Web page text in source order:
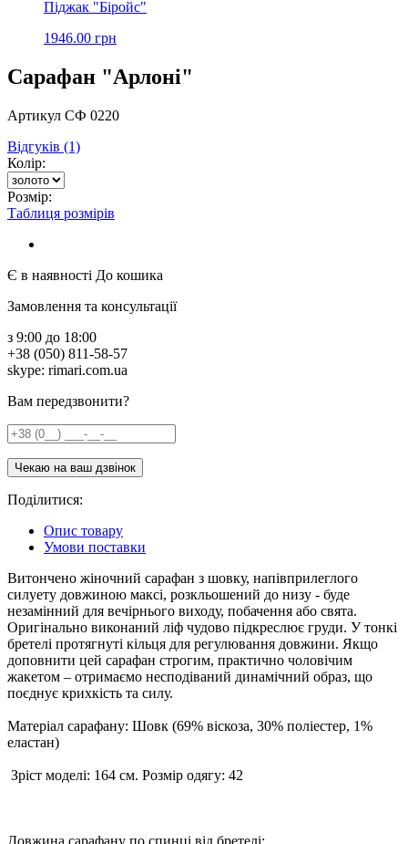
Піджак "Біройс"
1946.00 грн
Сарафан "Арлоні"
Артикул СФ 0220
Відгуків (1)
Колір:
Розмір:
Таблиця розмірів
Є в наявності До кошика
Замовлення та консультації
з 9:00 до 18:00
+38 (050) 811-58-57
skype: rimari.com.ua
Вам передзвонити?
Поділитися:
Опис товару
Умови поставки
Витончено жіночний сарафан з шовку, напівприлеглого
силуету довжиною максі, розкльошений до низу - буде
незамінний для вечірнього виходу, побачення або свята.
Оригінально виконаний ліф чудово підкреслює груди. У тонкі
бретелі протягнуті кільця для регулювання довжини. Якщо
доповнити цей сарафан строгим, практично чоловічим
жакетом – отримаємо несподіваний динамічний образ, що
поєднує крихкість та силу.
Матеріал сарафану: Шовк (69% віскоза, 30% поліестер, 1%
еластан)
Зріст моделі: 164 см. Розмір одягу: 42
Довжина сарафану по спинці від бретелі: